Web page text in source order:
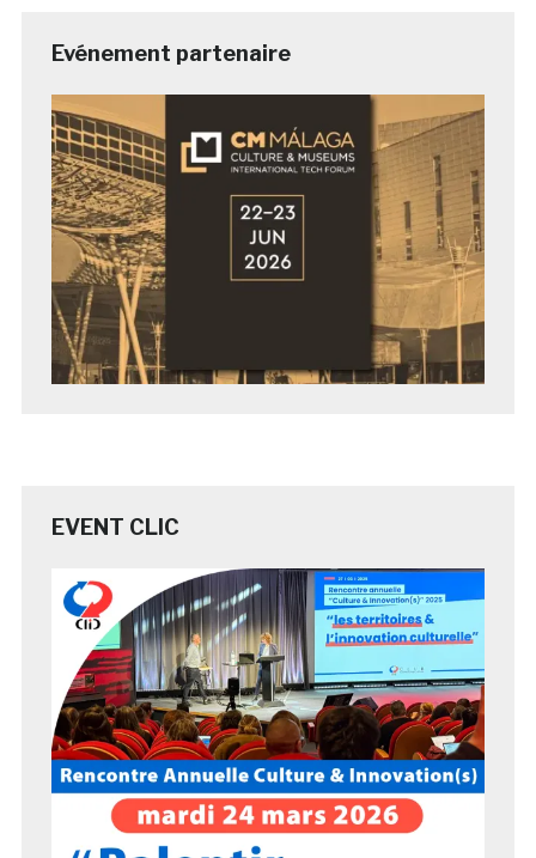
Evénement partenaire
EVENT CLIC